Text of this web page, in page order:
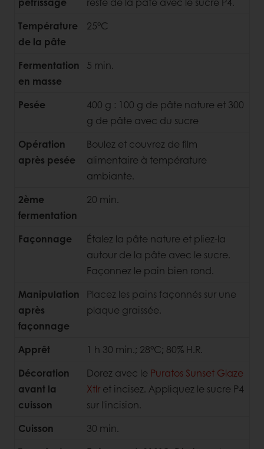
Température
de la pâte
25°C
Fermentation
en masse
5 min.
Pesée
400 g : 100 g de pâte nature et 300
g de pâte avec du sucre
Opération
après pesée
Boulez et couvrez de film
alimentaire à température
ambiante.
2ème
fermentation
20 min.
Façonnage
Étalez la pâte nature et pliez-la
autour de la pâte avec le sucre.
Façonnez le pain bien rond.
Manipulation
après
façonnage
Placez les pains façonnés sur une
plaque graissée.
Apprêt
1 h 30 min.; 28°C; 80% H.R.
Décoration
avant la
cuisson
Dorez avec le Puratos Sunset Glaze
Xtlr et incisez. Appliquez le sucre P4
sur l'incision.
Cuisson
30 min.